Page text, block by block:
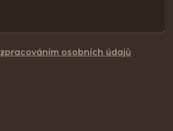
zpracováním osobních údajů